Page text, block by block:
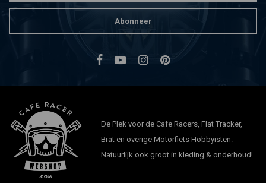
Abonneer
De Plek voor de Cafe Racers, Flat Tracker,
Brat en overige Motorfiets Hobbyisten.
Natuurlijk ook groot in kleding & onderhoud!